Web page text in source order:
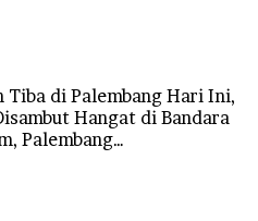
Tiba di Palembang Hari Ini,
Hangat di Bandara
Palembang…